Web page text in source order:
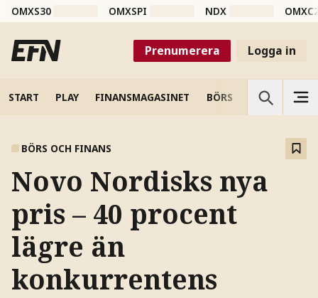
OMXS30 OMXSPI NDX
Prenumerera Logga in
START PLAY FINANSMAGASINET BÖRS VETENSKAP
BÖRS OCH FINANS
Novo Nordisks nya
pris – 40 procent
lägre än
konkurrentens